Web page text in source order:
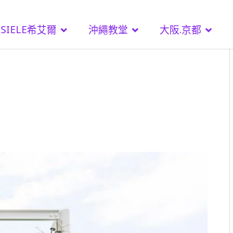
SIELE希艾爾 沖繩教堂 大阪.京都